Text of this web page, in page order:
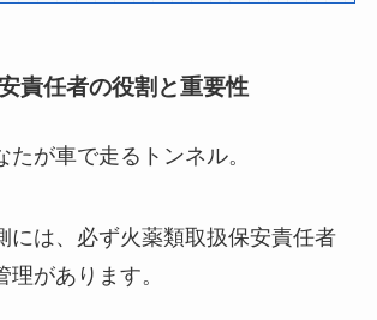
責任者の役割と重要性
たが車で走るトンネル。
には、必ず火薬類取扱保安責任者
があります。